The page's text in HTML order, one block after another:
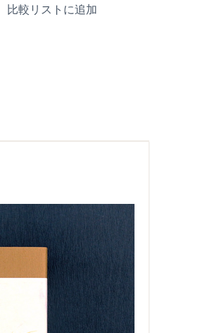
比較リストに追加